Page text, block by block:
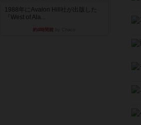
1988年にAvalon Hill社が出版した
『West of Ala...
約4時間前